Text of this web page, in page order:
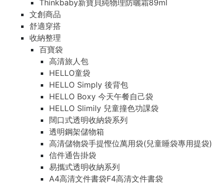
Thinkbaby新寶貝純物理防曬霜89ml
文創商品
舒適穿搭
收納整理
百寶袋
高清旅人包
HELLO童袋
HELLO Simply 後背包
HELLO Boxy 今天午餐自己袋
HELLO Slimily 兒童撞色功課袋
闊口式透明收納袋系列
透明鋼架儲物箱
高清儲物袋手提慳位萬用袋(兒童睡袋專用提袋)
信件通告掛袋
易攜式透明收納系列
A4高清文件書袋F4高清文件書袋